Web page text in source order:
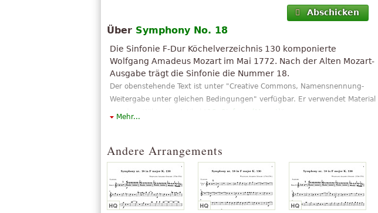
Abschicken
Über Symphony No. 18
Die Sinfonie F-Dur Köchelverzeichnis 130 komponierte
Wolfgang Amadeus Mozart im Mai 1772. Nach der Alten Mozart-
Ausgabe trägt die Sinfonie die Nummer 18.
Der obenstehende Text ist unter "Creative Commons, Namensnennung-
Weitergabe unter gleichen Bedingungen" verfügbar. Er verwendet Material
aus dem Wikipedia-Artikel "
18. Sinfonie (Mozart)
Mehr...
Andere Arrangements